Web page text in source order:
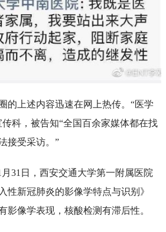
的上述内容迅速在网上热传。“医学
科，被告知“全国百余家媒体都在找
接受采访。”
31日，西安交通大学第一附属医院
性新冠肺炎的影像学特点与识别》
影像学表现，核酸检测有滞后性。